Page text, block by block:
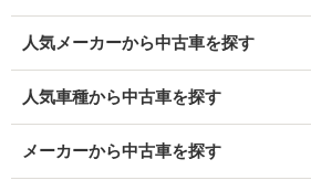
人気メーカーから中古車を探す
人気車種から中古車を探す
メーカーから中古車を探す